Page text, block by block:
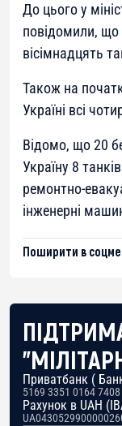
До цього у
повідомили, що
вісімнадцять
Також на
Україні всі
Відомо, що 20
Україну 8
ремонтно-
інженерні
Поширити в
Приватбанк (
5169 3351 0164 7408
Рахунок в UAH